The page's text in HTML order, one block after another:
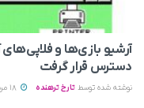
آرشیو بازی‌ها و
دسترس قرار گرفت
نوشته شده توسط تارخ ترهنده